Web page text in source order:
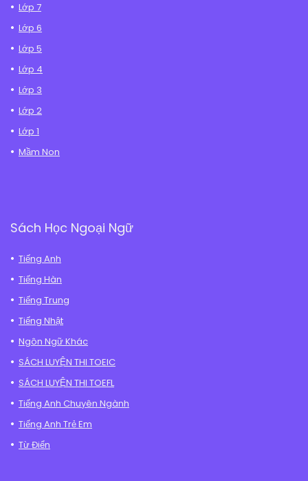
Lớp 7
Lớp 6
Lớp 5
Lớp 4
Lớp 3
Lớp 2
Lớp 1
Mầm Non
Sách Học Ngoại Ngữ
Tiếng Anh
Tiếng Hàn
Tiếng Trung
Tiếng Nhật
Ngôn Ngữ Khác
SÁCH LUYỆN THI TOEIC
SÁCH LUYỆN THI TOEFL
Tiếng Anh Chuyên Ngành
Tiếng Anh Trẻ Em
Từ Điển